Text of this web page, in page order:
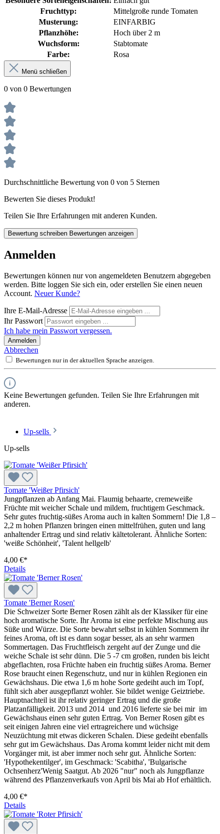
Fruchttyp:
Mittelgroße runde Tomaten
Musterung:
EINFARBIG
Pflanzhöhe:
Hoch über 2 m
Wuchsform:
Stabtomate
Farbe:
Rosa
Menü schließen
0 von 0 Bewertungen
Durchschnittliche Bewertung von 0 von 5 Sternen
Bewerten Sie dieses Produkt!
Teilen Sie Ihre Erfahrungen mit anderen Kunden.
Bewertung schreiben Bewertungen anzeigen
Anmelden
Bewertungen können nur von angemeldeten Benutzern abgegeben
werden. Bitte loggen Sie sich ein, oder erstellen Sie einen neuen
Account. Neuer Kunde?
Ihre E-Mail-Adresse
Ihr Passwort
Ich habe mein Passwort vergessen.
Anmelden
Abbrechen
Bewertungen nur in der aktuellen Sprache anzeigen.
Keine Bewertungen gefunden. Teilen Sie Ihre Erfahrungen mit
anderen.
Up-sells
Up-sells
Tomate 'Weißer Pfirsich'
Jungpflanzen ab Anfang Mai. Flaumig behaarte, cremeweiße
Früchte mit weicher Schale und mildem, fruchtigem Geschmack.
Sehr gutes fruchtig-süßes Aroma auch in kalten Sommern! Die 1,8 –
2,2 m hohen Pflanzen bringen einen mittelfrühen, guten und lang
anhaltender Ertrag und sind relativ kältetolerant. Ähnliche Sorten:
'weiße Schönheit', 'Talent hellgelb'
4,00 €*
Details
Tomate 'Berner Rosen'
Die Schweizer Sorte Berner Rosen zählt als der Klassiker für eine
hoch aromatische Sorte. Ihr Aroma ist eine perfekte Mischung aus
Süße und Würze. Die Sorte bewahrt selbst in kühlen Sommern ihr
feines Aroma, oft ist es dann sogar besser, als an sehr warmen
Sommertagen. Das Fruchtfleisch zergeht auf der Zunge und die
weiche Schale ist sehr dünn. Die 5 -7 cm großen, runden bis leicht
abgeflachten, rosa Früchte haben ein fruchtig süßes Aroma. Berner
Rose braucht einen Regenschutz, und nur in kühlen Regionen ein
Gewächshaus. Die etwa 1,6 m hohe Sorte gedeiht auch im Topf,
fühlt sich aber ausgepflanzt wohler. Sie bildet wenige Geiztriebe.
Haupt­nach­teil ist ihr relativ geringer Ertrag und die große
Platzanfälligkeit. 2013 und 2014 und 2016 lieferte sie bei mir im
Gewächshaus einen sehr guten Ertrag. Von Berner Rosen gibt es
seit einigen Jahren eine viel ertragreichere und wüchsige
Neuzüchtung mit etwas dickeren Schalen. Diese gedeiht ebenfalls
sehr gut im Gewächshaus. Das Aroma kommt leider nicht mit dem
Vorgänger mit, ist aber immer noch sehr gut. Ähnliche Sorten:
'Hypothekentilger', im Geschmack: 'Scabitha', 'Bulgarische
Ochsenherz'Wenig Saatgut. Ab 2026 "nur" noch als Jungpflanze
während des Pflanzenverkaufs von April bis Mai ab Hof erhältlich.
4,00 €*
Details